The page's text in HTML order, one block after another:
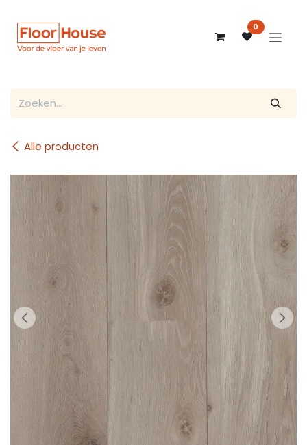
0
Alle producten